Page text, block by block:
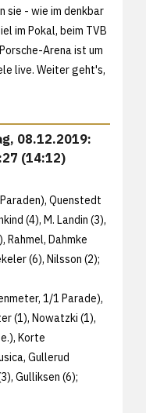
sie - wie im denkbar
im Pokal, beim TVB
Arena ist um
live. Weiter geht's,
08.12.2019:
(14:12)
Quenstedt
(4), M. Landin (3),
Rahmel, Dahmke
(6), Nilsson (2);
1/1 Parade),
(1), Nowatzki (1),
Korte
Gullerud
Gulliksen (6);